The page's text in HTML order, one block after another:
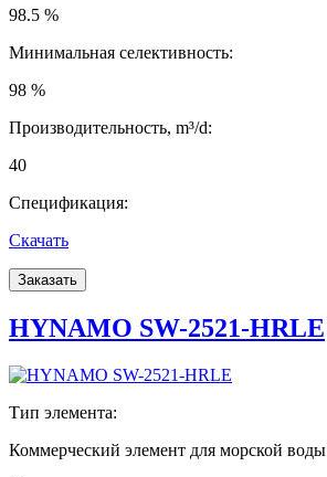
98.5 %
Минимальная селективность:
98 %
Производительность, m³/d:
40
Спецификация:
Скачать
Заказать
HYNAMO SW-2521-HRLE
Тип элемента:
Коммерческий элемент для морской воды